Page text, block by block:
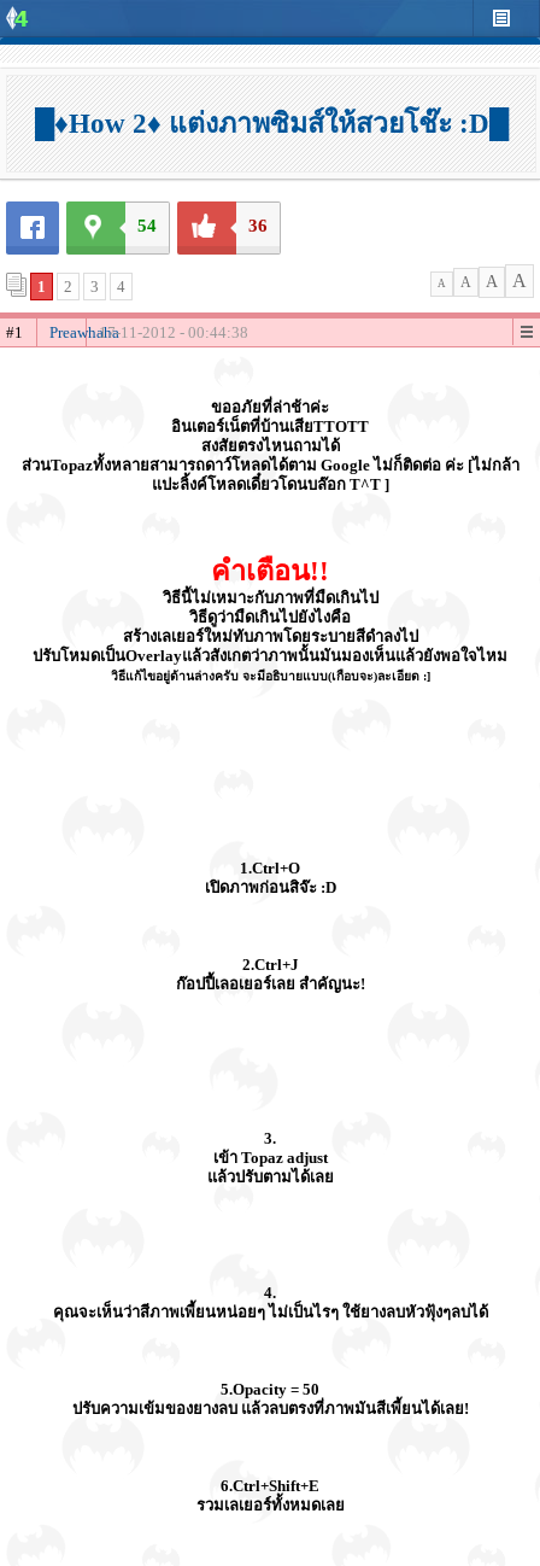
█♦How 2♦ แต่งภาพซิมส์ให้สวยโช๊ะ :D█
54 36
1 2 3 4 A A A A
#1 Preawhaha17-11-2012 - 00:44:38
ขออภัยที่ล่าช้าค่ะ
อินเตอร์เน็ตที่บ้านเสียTTOTT
สงสัยตรงไหนถามได้
ส่วนTopazทั้งหลายสามารถดาว์โหลดได้ตาม Google ไม่ก็ติดต่อ ค่ะ [ไม่กล้า
แปะลิ้งค์โหลดเดี๋ยวโดนบล๊อก T^T ]
คำเตือน!!
วิธีนี้ไม่เหมาะกับภาพที่มืดเกินไป
วิธีดูว่ามืดเกินไปยังไงคือ
สร้างเลเยอร์ใหม่ทับภาพโดยระบายสีดำลงไป
ปรับโหมดเป็นOverlayแล้วสังเกตว่าภาพนั้นมันมองเห็นแล้วยังพอใจไหม
วิธีแก้ไขอยู่ด้านล่างครับ จะมีอธิบายแบบ(เกือบจะ)ละเอียด :]
1.Ctrl+O
เปิดภาพก่อนสิจ๊ะ :D
2.Ctrl+J
ก๊อปปี้เลอเยอร์เลย สำคัญนะ!
3.
เข้า Topaz adjust
แล้วปรับตามได้เลย
4.
คุณจะเห็นว่าสีภาพเพี้ยนหน่อยๆ ไม่เป็นไรๆ ใช้ยางลบหัวฟุ้งๆลบได้
5.Opacity = 50
ปรับความเข้มของยางลบ แล้วลบตรงที่ภาพมันสีเพี้ยนได้เลย!
6.Ctrl+Shift+E
รวมเลเยอร์ทั้งหมดเลย